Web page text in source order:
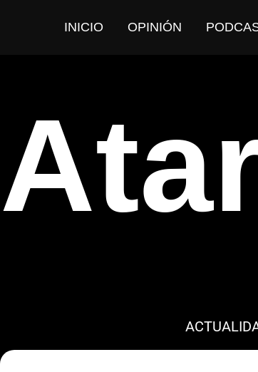
INICIO OPINIÓN